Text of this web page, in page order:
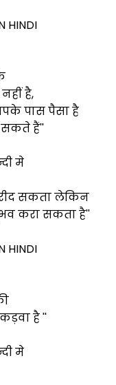
HINDI
है,
पास पैसा है
सकते हैं''
मे
सकता लेकिन
करा सकता है''
HINDI
है ''
मे